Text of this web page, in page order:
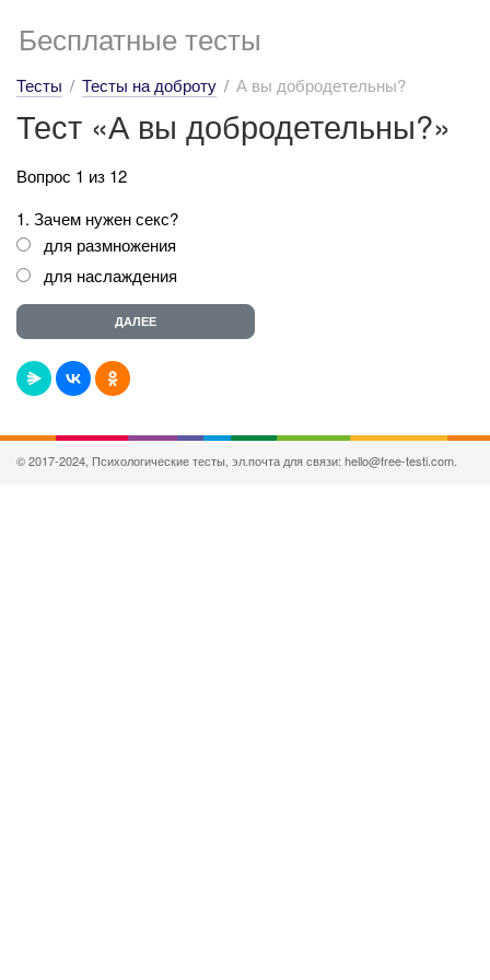
Бесплатные тесты
Тесты Тесты на доброту А вы добродетельны?
Тест «А вы добродетельны?»
Вопрос 1 из 12
1. Зачем нужен секс?
для размножения
для наслаждения
© 2017-2024, Психологические тесты, эл.почта для связи: hello@free-testi.com.